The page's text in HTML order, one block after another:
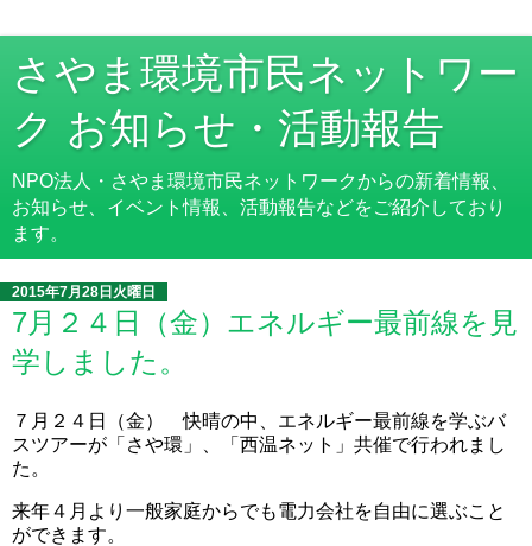
さやま環境市民ネットワー
ク お知らせ・活動報告
NPO法人・さやま環境市民ネットワークからの新着情報、
お知らせ、イベント情報、活動報告などをご紹介しており
ます。
2015年7月28日火曜日
7月２４日（金）エネルギー最前線を見
学しました。
７月２４日（金） 快晴の中、エネルギー最前線を学ぶバ
スツアーが「さや環」、「西温ネット」共催で行われまし
た。
来年４月より一般家庭からでも電力会社を自由に選ぶこと
ができます。